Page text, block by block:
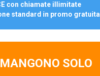
con chiamate illimitate
standard in promo gratuita
SOLO